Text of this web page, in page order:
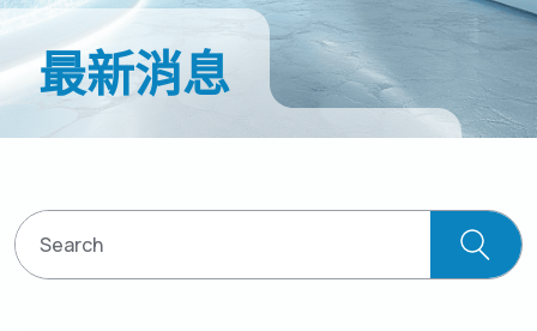
GenieATM
深度流量透析與超高速 DDoS 攻擊防護
GenieATM FLB
為網路運營商創造加值服務營收
GenieAnalytics系列
AI 驅動網路安全分析
提供智能流量檢測的主動式資安防禦
網路維運優化
化數據為洞察，讓網路效能最佳化
DDoS 防護
內容中心
投資人專區
最新消息